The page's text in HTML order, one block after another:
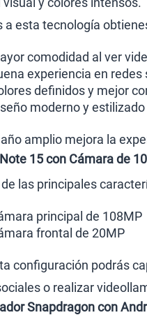
a esta tecnología
comodidad al ver
experiencia en redes
definidos y mejor
moderno y estilizado
amplio mejora la
15 con Cámara de
las principales
principal de 108MP
frontal de 20MP
configuración podrás
o realizar
Snapdragon con